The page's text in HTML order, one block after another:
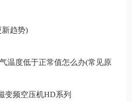
新趋势)
温度低于正常值怎么办(常见原
变频空压机HD系列